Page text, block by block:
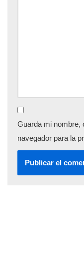
Guarda mi nombre,
navegador para la